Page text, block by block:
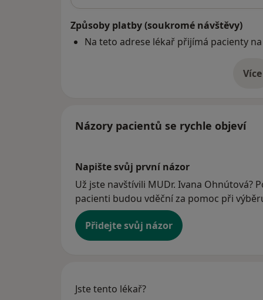
Způsoby platby (soukromé návštěvy)
Na teto adrese lékař přijímá pacienty
Více
o
Názory pacientů se rychle objeví
Napište svůj první názor
Už jste navštívili MUDr. Ivana Ohnútová?
pacienti budou vděční za pomoc při
Přidejte svůj názor
Jste tento lékař?